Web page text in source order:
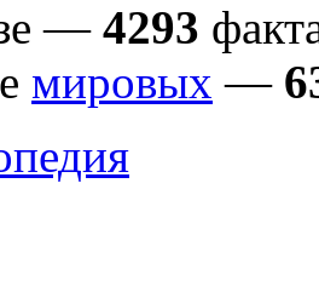
— 4293
мировых —